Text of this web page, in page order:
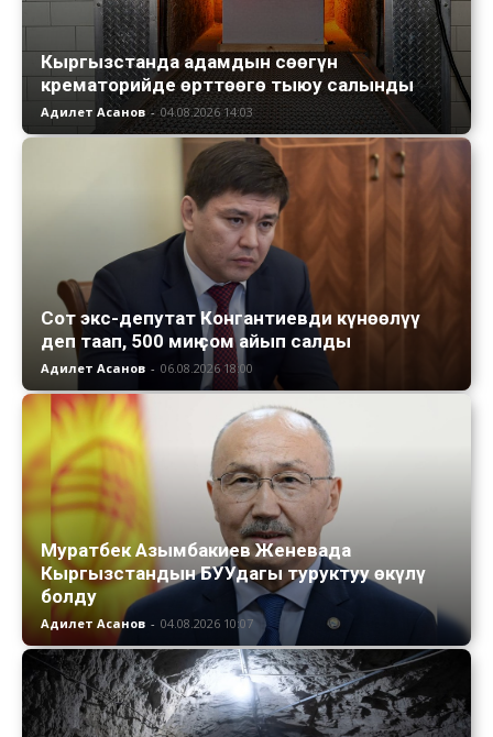
Кыргызстанда адамдын сөөгүн
крематорийде өрттөөгө тыюу салынды
Адилет Асанов - 04.08.2026 14:03
Сот экс-депутат Конгантиевди күнөөлүү
деп таап, 500 миң сом айып салды
Адилет Асанов - 06.08.2026 18:00
Муратбек Азымбакиев Женевада
Кыргызстандын БУУдагы туруктуу өкүлү
болду
Адилет Асанов - 04.08.2026 10:07